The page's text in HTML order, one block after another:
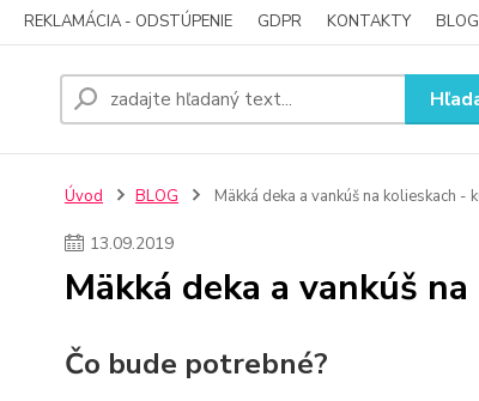
REKLAMÁCIA - ODSTÚPENIE GDPR KONTAKTY BLOG
Úvod BLOG Mäkká deka a vankúš na kolieskach -
13.09.2019
Mäkká deka a vankúš
Čo bude potrebné?